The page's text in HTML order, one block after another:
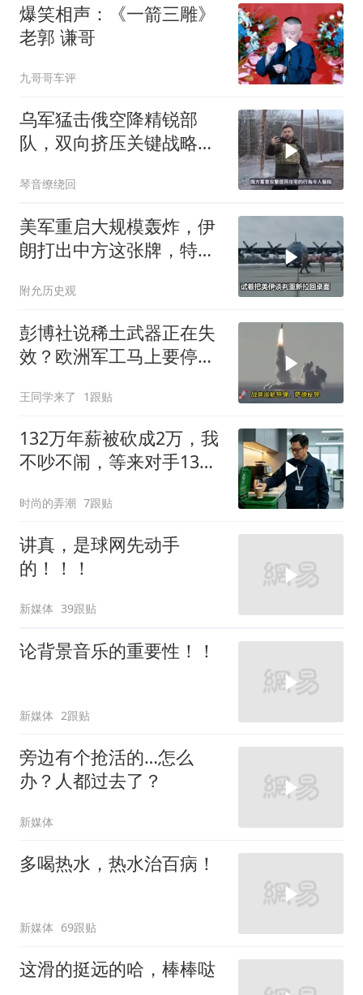
爆笑相声：《一箭三雕》
老郭 谦哥
九哥哥车评
乌军猛击俄空降精锐部
队，双向挤压关键战略支
琴音缭绕回
美军重启大规模轰炸，伊
朗打出中方这张牌，特朗
附允历史观
彭博社说稀土武器正在失
效？欧洲军工马上要停
解近渴
王同学来了 1跟贴
132万年薪被砍成2万，我
不吵不闹，等来对手13倍
时尚的弄潮 7跟贴
讲真，是球网先动手
的！！！
新媒体 39跟贴
论背景音乐的重要性！！
新媒体 2跟贴
旁边有个抢活的…怎么
办？人都过去了？
新媒体
多喝热水，热水治百病！
新媒体 69跟贴
这滑的挺远的哈，棒棒哒